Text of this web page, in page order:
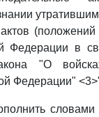
(положений
Федерации в
"О
Федерации"